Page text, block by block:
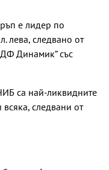
е лидер по
лева, следвано от
Динамик“ със
са най-ликвидните
следвани от